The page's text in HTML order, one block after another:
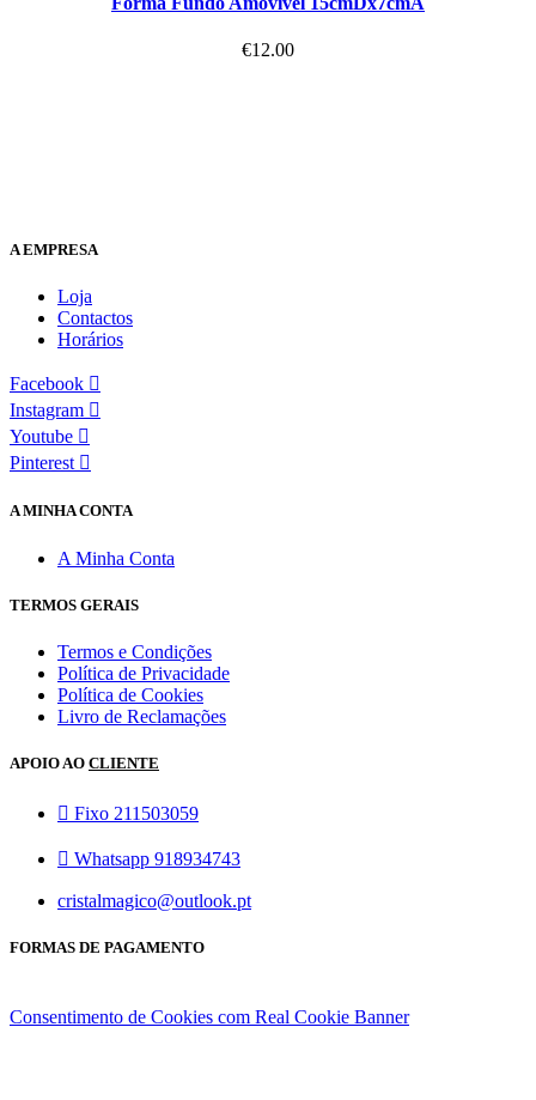
€12.00
A EMPRESA
Loja
Contactos
Horários
Facebook
Instagram
Youtube
Pinterest
A MINHA CONTA
A Minha Conta
TERMOS GERAIS
Termos e Condições
Política de Privacidade
Política de Cookies
Livro de Reclamações
APOIO AO CLIENTE
Fixo 211503059
Whatsapp 918934743
cristalmagico@outlook.pt
FORMAS DE PAGAMENTO
Consentimento de Cookies com Real Cookie Banner